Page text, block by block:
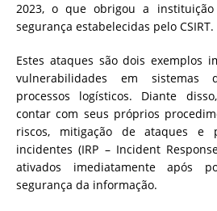
2023, o que obrigou a
segurança estabelecidas pelo CSIRT.
Estes ataques são dois exemplos
vulnerabilidades em sistemas
processos logísticos. Diante
contar com seus próprios
riscos, mitigação de ataques e
incidentes (IRP – Incident
ativados imediatamente após
segurança da informação.